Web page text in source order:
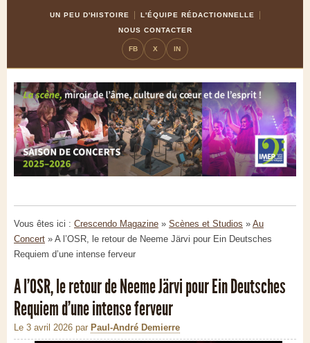
UN PEU D'HISTOIRE
L'ÉQUIPE RÉDACTIONNELLE
NOUS CONTACTER
FB X IN
Vous êtes ici : Crescendo Magazine » Scènes et Studios » Au
Concert » A l’OSR, le retour de Neeme Järvi pour Ein Deutsches
Requiem d’une intense ferveur
A l’OSR, le retour de Neeme Järvi pour Ein Deutsches
Requiem d’une intense ferveur
Le 3 avril 2026 par Paul-André Demierre